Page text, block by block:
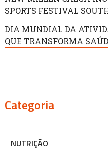
SPORTS FESTIVAL
DIA MUNDIAL DA
QUE TRANSFORMA
Categoria
NUTRIÇÃO